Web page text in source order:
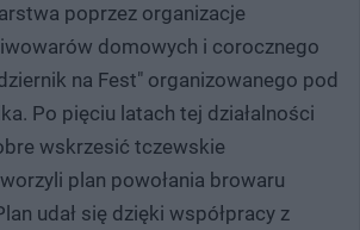
poprzez organizacje
domowych i corocznego
na Fest" organizowanego pod
Po pięciu latach tej działalności
wskrzesić tczewskie
plan powołania browaru
udał się dzięki współpracy z